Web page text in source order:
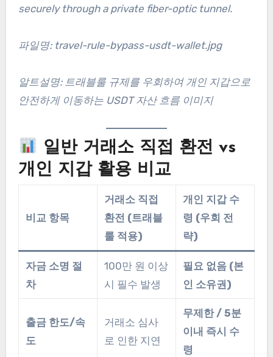
securely through a private fiber-optic tunnel.
파일명: travel-rule-bypass-usdt-wallet.jpg
알트설명: 트래블룰 규제를 우회하여 개인 지갑으로
안전하게 이동하는 USDT 자산 흐름 이미지
일반 거래소 직접 환전 vs
개인 지갑 활용 비교
비교 항목
거래소 직접
환전 (트래블
룰 적용)
개인 지갑 수
령 (우회 전
략)
자금 소명 절
차
100만 원 이상
시 필수 발생
필요 없음 (본
인 소유권)
출금 한도/속
도
거래소 심사
로 인한 지연
무제한 / 5분
이내 즉시 수
령